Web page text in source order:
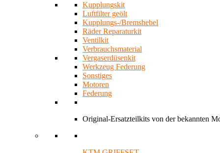
Kupplungskit
Luftfilter geölt
Kupplungs-/Bremshebel
Räder Reparaturkit
Ventilkit
Verbrauchsmaterial
Vergaserdüsenkit
Werkzeug Federung
Sonstiges
Motoren
Federung
Original-Ersatzteilkits von der bekannten